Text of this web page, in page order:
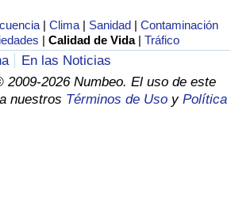
|Clima | Sanidad |Contaminación
|Calidad de Vida |Tráfico
En las Noticias
2009-2026 Numbeo. El uso de este
nuestros Términos de Uso y Política
por país
Inmuebles por País
vida por país
de Criminalidad